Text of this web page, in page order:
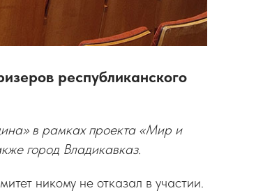
республиканского
в рамках проекта «Мир и
город Владикавказ.
никому не отказал в участии.